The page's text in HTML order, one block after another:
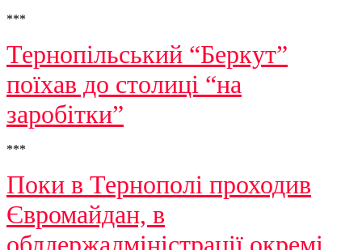
***
Тернопільський “Беркут”
поїхав до столиці “на
заробітки”
***
Поки в Тернополі проходив
Євромайдан, в